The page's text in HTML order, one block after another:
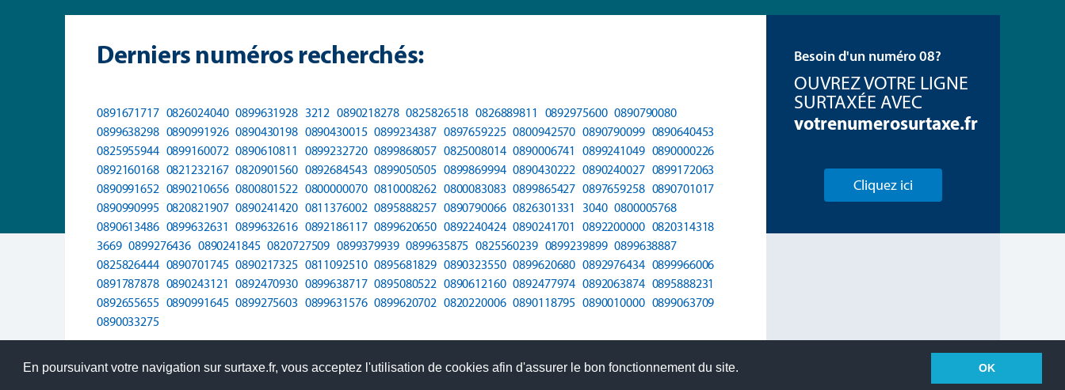
En poursuivant votre navigation sur surtaxe.fr, vous acceptez l'utilisation de cookies afin d'assurer le bon fonctionnement du site. OK
Derniers numéros recherchés:
0891671717 0826024040 0899631928 3212 0890218278 0825826518 0826889811 0892975600 0890790080
0899638298 0890991926 0890430198 0890430015 0899234387 0897659225 0800942570 0890790099 0890640453
0825955944 0899160072 0890610811 0899232720 0899868057 0825008014 0890006741 0899241049 0890000226
0892160168 0821232167 0820901560 0892684543 0899050505 0899869994 0890430222 0890240027 0899172063
0890991652 0890210656 0800801522 0800000070 0810008262 0800083083 0899865427 0897659258 0890701017
0890990995 0820821907 0890241420 0811376002 0895888257 0890790066 0826301331 3040 0800005768
0890613486 0899632631 0899632616 0892186117 0899620650 0892240424 0890241701 0892200000 0820314318
3669 0899276436 0890241845 0820727509 0899379939 0899635875 0825560239 0899239899 0899638887
0825826444 0890701745 0890217325 0811092510 0895681829 0890323550 0899620680 0892976434 0899966006
0891787878 0890243121 0892470930 0899638717 0895080522 0890612160 0892477974 0892063874 0895888231
0892655655 0890991645 0899275603 0899631576 0899620702 0820220006 0890118795 0890010000 0899063709
0890033275
Besoin d'un numéro 08?
OUVREZ VOTRE LIGNE
SURTAXÉE AVEC
votrenumerosurtaxe.fr
Cliquez ici